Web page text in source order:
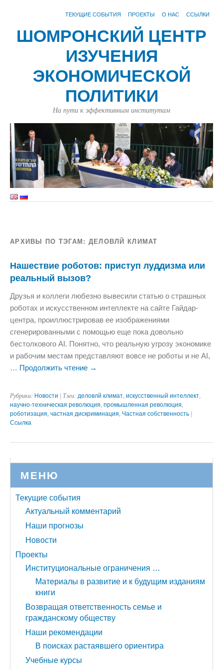
ТЕКУЩИЕ СОБЫТИЯ ПРОЕКТЫ О НАС ССЫЛКИ
ШОМРОНСКИЙ ЦЕНТР
ИЗУЧЕНИЯ
ЭКОНОМИЧЕСКОЙ
ПОЛИТИКИ
На пути к эффективным институтам
АРХИВЫ ПО ТЭГАМ: ДЕЛОВЛЙ КЛИМАТ
Нашествие роботов: приступ луддизма или
реальный вызов?
Друзья и коллеги любезно вывесили статью о страшных
роботах и искусственном интеллекте на сайте Гайдар-
центра, проиллюстрировав ее изображениями
сгенерированными с помощью еще пока довольно
бестолкового AI. Понятно, что реальную угрозу экономике
и рабочим местам представляют вовсе не роботы и не AI,
… Продолжить чтение →
Рубрики: Новости | Тэги: деловлй климат искусственный интеллект
научно-техническая революция промышленная революция
роботизация частная дискриминация Частная собственность |
Ссылка
МЕНЮ
Текущие события
Актуальный комментарий
Наши прогнозы
Новости
Проекты
Институциональные ограничения …
Материалы в развитие и к будущим изданиям
книги
Возвращая ответственность семье и
гражданскому обществу
Наши рекомендации
В поисках растаявшего ориентира
Учебные курсы